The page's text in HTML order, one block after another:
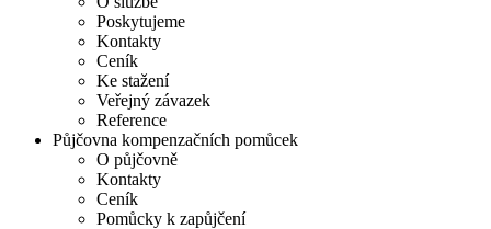
Poskytujeme
Kontakty
Ceník
Ke stažení
Veřejný závazek
Reference
Půjčovna kompenzačních pomůcek
O půjčovně
Kontakty
Ceník
Pomůcky k zapůjčení